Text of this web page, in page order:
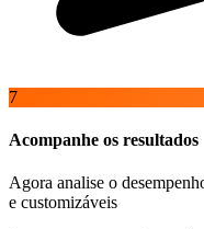
7
Acompanhe os resultados
Agora analise o
e customizáveis